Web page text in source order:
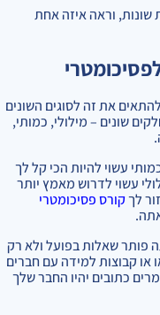
וראה איזה אחת
את זה לסוגים השונים
שונים – מילולי, כמותי,
עשוי להיות הכי קל לך
עשוי לדרוש מאמץ יותר
לךקורס פסיכומטרי
פותר שאלות בפועל ולא רק
או קבוצות למידה עם חברים
כתובים יהיו החבר שלך